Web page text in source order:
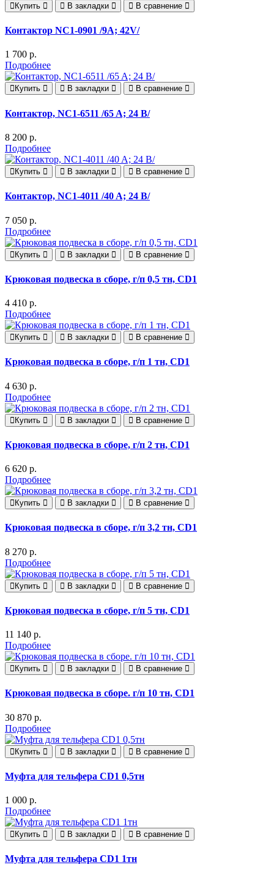
Купить В закладки В сравнение
Контактор NC1-0901 /9A; 42V/
1 700 р.
Подробнее
Купить В закладки В сравнение
Контактор, NC1-6511 /65 A; 24 В/
8 200 р.
Подробнее
Купить В закладки В сравнение
Контактор, NC1-4011 /40 A; 24 В/
7 050 р.
Подробнее
Купить В закладки В сравнение
Крюковая подвеска в сборе, г/п 0,5 тн, CD1
4 410 р.
Подробнее
Купить В закладки В сравнение
Крюковая подвеска в сборе, г/п 1 тн, CD1
4 630 р.
Подробнее
Купить В закладки В сравнение
Крюковая подвеска в сборе, г/п 2 тн, CD1
6 620 р.
Подробнее
Купить В закладки В сравнение
Крюковая подвеска в сборе, г/п 3,2 тн, CD1
8 270 р.
Подробнее
Купить В закладки В сравнение
Крюковая подвеска в сборе, г/п 5 тн, CD1
11 140 р.
Подробнее
Купить В закладки В сравнение
Крюковая подвеска в сборе. г/п 10 тн, CD1
30 870 р.
Подробнее
Купить В закладки В сравнение
Муфта для тельфера CD1 0,5тн
1 000 р.
Подробнее
Купить В закладки В сравнение
Муфта для тельфера CD1 1тн